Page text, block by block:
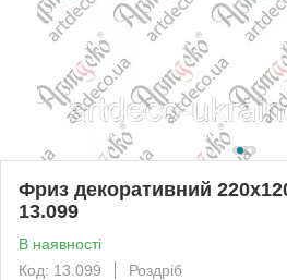
Фриз декоративний
13.099
В наявності
Код: 13.099
Роздріб